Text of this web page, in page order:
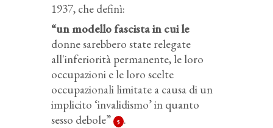
1937, che definì:
“un modello fascista in cui le
donne sarebbero state relegate
all'inferiorità permanente, le loro
occupazioni e le loro scelte
occupazionali limitate a causa di un
implicito ‘invalidismo’ in quanto
sesso debole”
5 .